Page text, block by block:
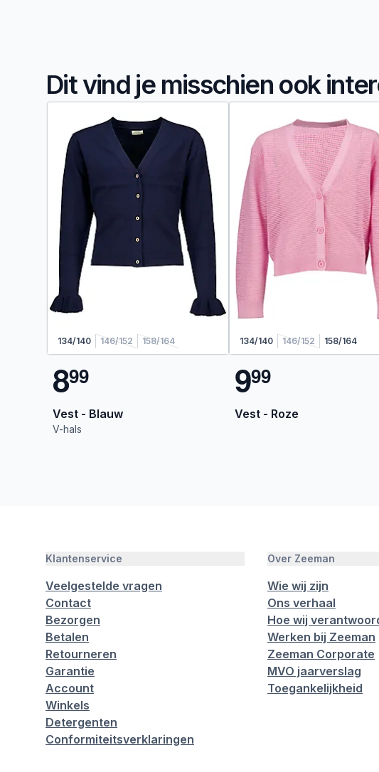
Dit vind je misschien ook
134/140 146/152 158/164
899
Vest - Blauw
V-hals
134/140 146/152 158/164
999
Vest - Roze
Klantenservice
Veelgestelde vragen
Contact
Bezorgen
Betalen
Retourneren
Garantie
Account
Winkels
Detergenten
Conformiteitsverklaringen
Over Zeeman
Wie wij zijn
Ons verhaal
Hoe wij
Werken bij Zeeman
Zeeman Corporate
MVO jaarverslag
Toegankelijkheid